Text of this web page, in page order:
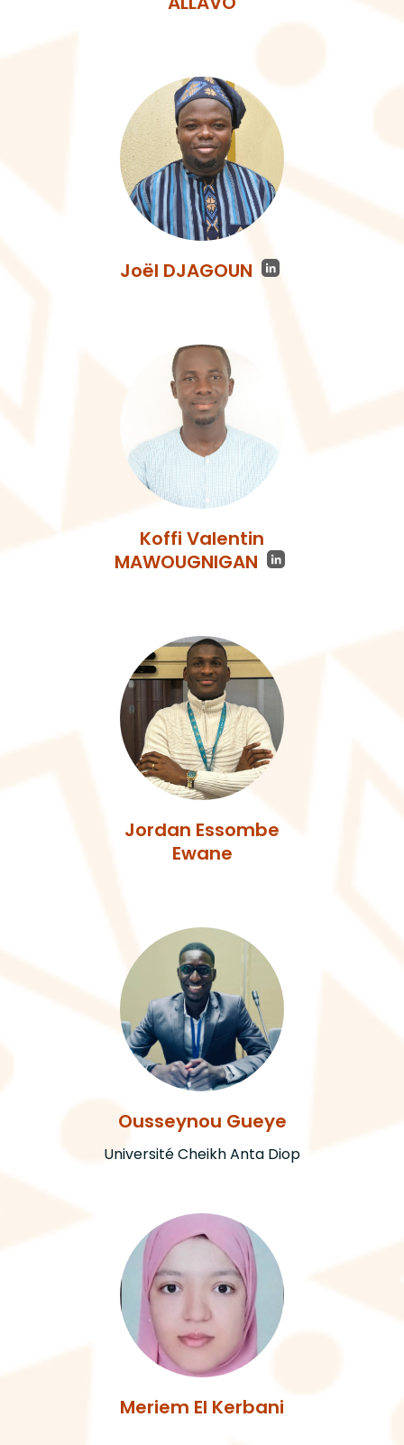
Joël DJAGOUN
Koffi Valentin
MAWOUGNIGAN
Jordan Essombe
Ewane
Ousseynou Gueye
Université Cheikh Anta Diop
Meriem El Kerbani